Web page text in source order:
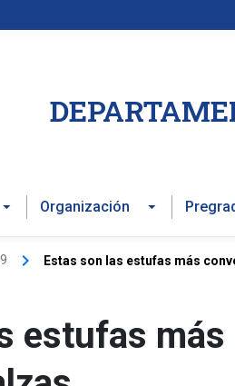
Organización
Estas son las estufas más
estufas